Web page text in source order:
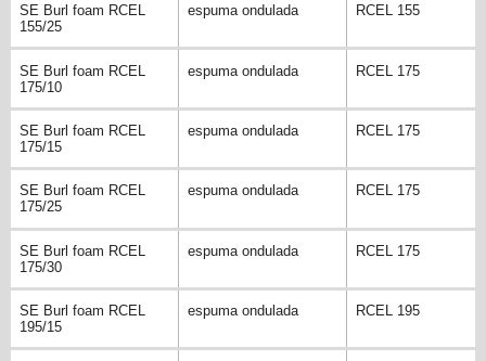
SE Burl foam RCEL
155/25
espuma ondulada RCEL 155
SE Burl foam RCEL
175/10
espuma ondulada RCEL 175
SE Burl foam RCEL
175/15
espuma ondulada RCEL 175
SE Burl foam RCEL
175/25
espuma ondulada RCEL 175
SE Burl foam RCEL
175/30
espuma ondulada RCEL 175
SE Burl foam RCEL
195/15
espuma ondulada RCEL 195